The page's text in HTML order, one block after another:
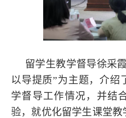
留学生教学督导徐采
以导提质”为主题，介绍
学督导工作情况，并结
验，就优化留学生课堂